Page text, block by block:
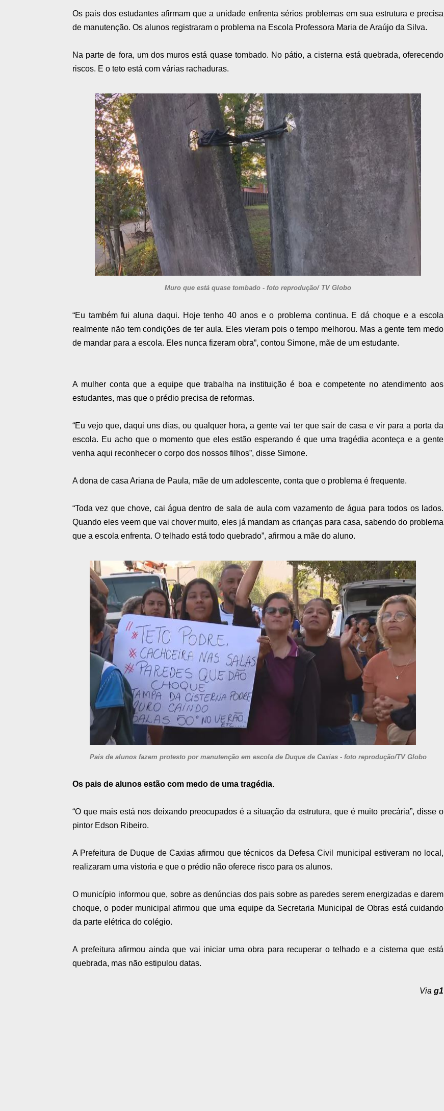
Os pais dos estudantes afirmam que a unidade enfrenta sérios problemas em sua estrutura e precisa
de manutenção. Os alunos registraram o problema na Escola Professora Maria de Araújo da Silva.
Na parte de fora, um dos muros está quase tombado. No pátio, a cisterna está quebrada, oferecendo
riscos. E o teto está com várias rachaduras.
Muro que está quase tombado - foto reprodução/ TV Globo
“Eu também fui aluna daqui. Hoje tenho 40 anos e o problema continua. E dá choque e a escola
realmente não tem condições de ter aula. Eles vieram pois o tempo melhorou. Mas a gente tem medo
de mandar para a escola. Eles nunca fizeram obra”, contou Simone, mãe de um estudante.
A mulher conta que a equipe que trabalha na instituição é boa e competente no atendimento aos
estudantes, mas que o prédio precisa de reformas.
“Eu vejo que, daqui uns dias, ou qualquer hora, a gente vai ter que sair de casa e vir para a porta da
escola. Eu acho que o momento que eles estão esperando é que uma tragédia aconteça e a gente
venha aqui reconhecer o corpo dos nossos filhos”, disse Simone.
A dona de casa Ariana de Paula, mãe de um adolescente, conta que o problema é frequente.
“Toda vez que chove, cai água dentro de sala de aula com vazamento de água para todos os lados.
Quando eles veem que vai chover muito, eles já mandam as crianças para casa, sabendo do problema
que a escola enfrenta. O telhado está todo quebrado”, afirmou a mãe do aluno.
Pais de alunos fazem protesto por manutenção em escola de Duque de Caxias - foto reprodução/TV Globo
Os pais de alunos estão com medo de uma tragédia.
“O que mais está nos deixando preocupados é a situação da estrutura, que é muito precária”, disse o
pintor Edson Ribeiro.
A Prefeitura de Duque de Caxias afirmou que técnicos da Defesa Civil municipal estiveram no local,
realizaram uma vistoria e que o prédio não oferece risco para os alunos.
O município informou que, sobre as denúncias dos pais sobre as paredes serem energizadas e darem
choque, o poder municipal afirmou que uma equipe da Secretaria Municipal de Obras está cuidando
da parte elétrica do colégio.
A prefeitura afirmou ainda que vai iniciar uma obra para recuperar o telhado e a cisterna que está
quebrada, mas não estipulou datas.
Via g1